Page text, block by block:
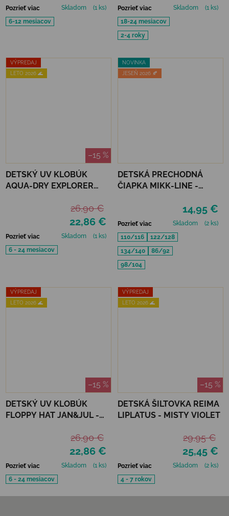
Pozrieť viac Skladom
(1 ks)
6-12 mesiacov
Pozrieť viac Skladom
(1 ks)
18-24 mesiacov
2-4 roky
VÝPREDAJ
LETO 2026 🌊
–15 %
DETSKÝ UV KLOBÚK
AQUA-DRY EXPLORER
22,86 €
26,90 €
Pozrieť viac Skladom
(1 ks)
6 - 24 mesiacov
NOVINKA
JESEŇ 2026 🍂
DETSKÁ PRECHODNÁ
ČIAPKA MIKK-LINE -
14,95 €
Pozrieť viac Skladom
(2 ks)
110/116
122/128
134/140
86/92
98/104
VÝPREDAJ
LETO 2026 🌊
–15 %
DETSKÝ UV KLOBÚK
FLOPPY HAT JAN&JUL -
22,86 €
26,90 €
Pozrieť viac Skladom
(1 ks)
6 - 24 mesiacov
VÝPREDAJ
LETO 2026 🌊
–15 %
DETSKÁ ŠILTOVKA REIMA
LIPLATUS - MISTY VIOLET
25,45 €
29,95 €
Pozrieť viac Skladom
(2 ks)
4 - 7 rokov